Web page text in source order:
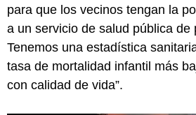
para que los vecinos tengan la
a un servicio de salud pública de
Tenemos una estadística
tasa de mortalidad infantil más
con calidad de vida”.